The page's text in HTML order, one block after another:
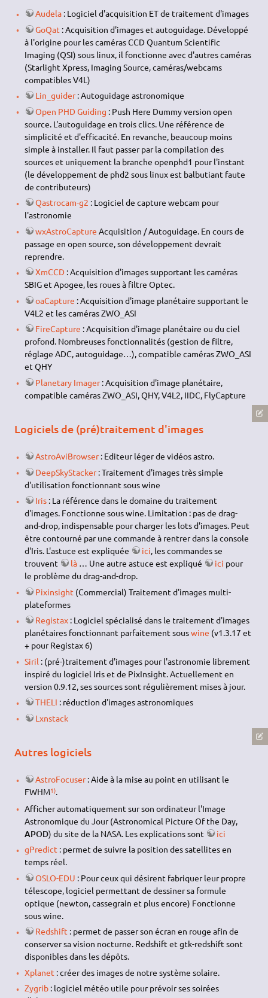
Audela: Logiciel d'acquisition ET de traitement d'images
GoQat : Acquisition d'images et autoguidage. Développé
à l'origine pour les caméras CCD Quantum Scientific
Imaging (QSI) sous linux, il fonctionne avec d'autres caméras
(Starlight Xpress, Imaging Source, caméras/webcams
compatibles V4L)
Lin_guider: Autoguidage astronomique
Open PHD Guiding : Push Here Dummy version open
source. L'autoguidage en trois clics. Une référence de
simplicité et d'efficacité. En revanche, beaucoup moins
simple à installer. Il faut passer par la compilation des
sources et uniquement la branche openphd1 pour l'instant
(le développement de phd2 sous linux est balbutiant faute
de contributeurs)
Qastrocam-g2 : Logiciel de capture webcam pour
l'astronomie
wxAstroCapture Acquisition / Autoguidage. En cours de
passage en open source, son développement devrait
reprendre.
XmCCD: Acquisition d'images supportant les caméras
SBIG et Apogee, les roues à filtre Optec.
oaCapture : Acquisition d'image planétaire supportant le
V4L2 et les caméras ZWO_ASI
FireCapture : Acquisition d'image planétaire ou du ciel
profond. Nombreuses fonctionnalités (gestion de filtre,
réglage ADC, autoguidage…), compatible caméras ZWO_ASI
et QHY
Planetary Imager: Acquisition d'image planétaire,
compatible caméras ZWO_ASI, QHY, V4L2, IIDC, FlyCapture
Logiciels de (pré)traitement d'images
AstroAviBrowser: Editeur léger de vidéos astro.
DeepSkyStacker: Traitement d'images très simple
d'utilisation fonctionnant sous wine
Iris: La référence dans le domaine du traitement
d'images. Fonctionne sous wine. Limitation : pas de drag-
and-drop, indispensable pour charger les lots d'images. Peut
être contourné par une commande à rentrer dans la console
d'Iris. L'astuce est expliquée
ici, les commandes se
trouvent
là… Une autre astuce est expliqué ici pour
le problème du drag-and-drop.
Pixinsight (Commercial) Traitement d'images multi-
plateformes
Registax: Logiciel spécialisé dans le traitement d'images
planétaires fonctionnant parfaitement souswine (v1.3.17 et
+ pour Registax 6)
Siril : (pré-)traitement d'images pour l'astronomie librement
inspiré du logiciel Iris et de PixInsight. Actuellement en
version 0.9.12, ses sources sont régulièrement mises à jour.
THELI : réduction d'images astronomiques
Lxnstack
Autres logiciels
AstroFocuser: Aide à la mise au point en utilisant le
FWHM1).
Afficher automatiquement sur son ordinateur l'Image
Astronomique du Jour (Astronomical Picture Of the Day,
APOD) du site de la NASA. Les explications sont
ici
gPredict : permet de suivre la position des satellites en
temps réel.
OSLO-EDU : Pour ceux qui désirent fabriquer leur propre
télescope, logiciel permettant de dessiner sa formule
optique (newton, cassegrain et plus encore) Fonctionne
sous wine.
Redshift : permet de passer son écran en rouge afin de
conserver sa vision nocturne. Redshift et gtk-redshift sont
disponibles dans les dépôts.
Xplanet : créer des images de notre système solaire.
Zygrib: logiciel météo utile pour prévoir ses soirées